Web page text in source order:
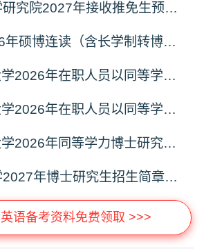
南京水利科学研究院2027年接收推免生预报名公告
东华大学2026年硕博连读（含长学制转博）博士研究生拟录取名单公示
成都中医药大学2026年在职人员以同等学力申请中西医结合博士学术学位招生章程
成都中医药大学2026年在职人员以同等学力申请中医博士专业学位招生章程
河南中医药大学2026年同等学力博士研究生招生拟进入复试人员名单公示
国防科技大学2027年博士研究生招生简章（预发版）
语备考资料免费领取 >>>